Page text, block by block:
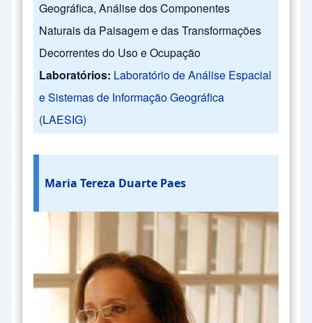
Geográfica, Análise dos Componentes
Naturais da Paisagem e das Transformações
Decorrentes do Uso e Ocupação
Laboratórios: Laboratório de Análise Espacial
e Sistemas de Informação Geográfica
(LAESIG)
Maria Tereza Duarte Paes